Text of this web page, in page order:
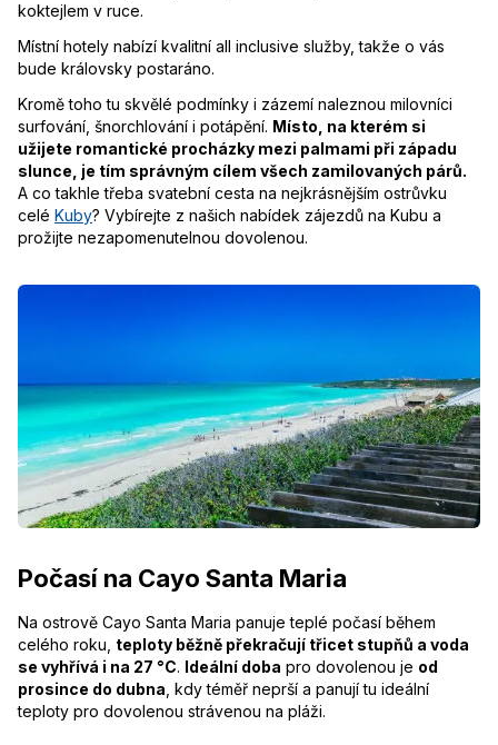
koktejlem v ruce.
Místní hotely nabízí kvalitní all inclusive služby, takže o vás
bude královsky postaráno.
Kromě toho tu skvělé podmínky i zázemí naleznou milovníci
surfování, šnorchlování i potápění. Místo, na kterém si
užijete romantické procházky mezi palmami při západu
slunce, je tím správným cílem všech zamilovaných párů.
A co takhle třeba svatební cesta na nejkrásnějším ostrůvku
celé Kuby? Vybírejte z našich nabídek zájezdů na Kubu a
prožijte nezapomenutelnou dovolenou.
Počasí na Cayo Santa Maria
Na ostrově Cayo Santa Maria panuje teplé počasí během
celého roku, teploty běžně překračují třicet stupňů a voda
se vyhřívá i na 27 °C. Ideální doba pro dovolenou je od
prosince do dubna , kdy téměř neprší a panují tu ideální
teploty pro dovolenou strávenou na pláži.